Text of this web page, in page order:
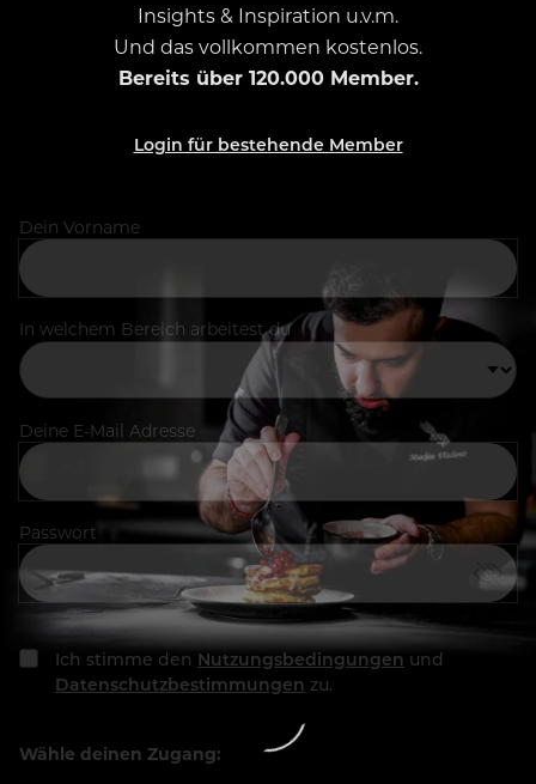
Insights & Inspiration u.v.m.
Und das vollkommen kostenlos.
Bereits über 120.000 Member.
Login für bestehende Member
Dein Vorname
In welchem Bereich arbeitest du
Deine E-Mail Adresse
Passwort
Ich stimme den Nutzungsbedingungen und
Datenschutzbestimmungen zu.
Wähle deinen Zugang: